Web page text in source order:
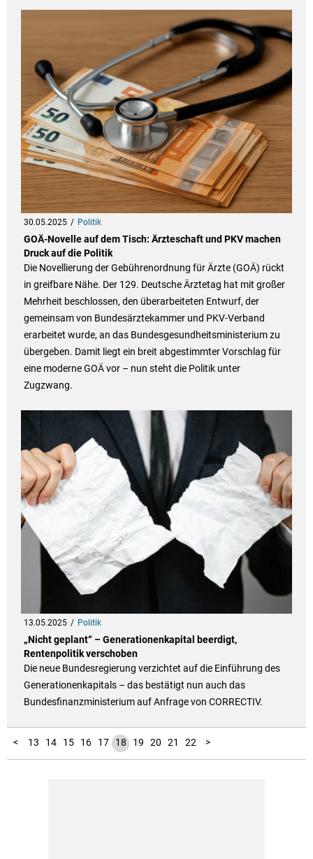
30.05.2025 Politik
GOÄ-Novelle auf dem Tisch: Ärzteschaft und PKV machen
Druck auf die Politik
Die Novellierung der Gebührenordnung für Ärzte (GOÄ) rückt
in greifbare Nähe. Der 129. Deutsche Ärztetag hat mit großer
Mehrheit beschlossen, den überarbeiteten Entwurf, der
gemeinsam von Bundesärztekammer und PKV-Verband
erarbeitet wurde, an das Bundesgesundheitsministerium zu
übergeben. Damit liegt ein breit abgestimmter Vorschlag für
eine moderne GOÄ vor – nun steht die Politik unter
Zugzwang.
13.05.2025 Politik
„Nicht geplant“ – Generationenkapital beerdigt,
Rentenpolitik verschoben
Die neue Bundesregierung verzichtet auf die Einführung des
Generationenkapitals – das bestätigt nun auch das
Bundesfinanzministerium auf Anfrage von CORRECTIV.
<
1
2
3
4
5
6
7
8
9
10
11
12 13 14 15 16 17 18 19 20 21 22
23
24
25
26
27
28
29
30
31
32
33
34
35
36
37
38
39
40
41
42
43
44
45
46
47
48
49
50
51
52 >